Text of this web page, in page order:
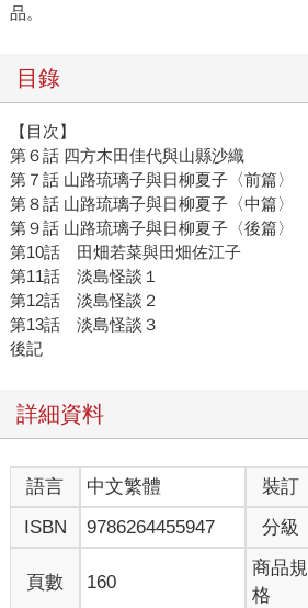
品。
目錄
【目次】
第６話 四方木田佳代與山縣沙織
第７話 山路琉璃子與日柳夏子〈前篇〉
第８話 山路琉璃子與日柳夏子〈中篇〉
第９話 山路琉璃子與日柳夏子〈後篇〉
第10話 田畑若菜與田畑佐江子
第11話 淡島怪談１
第12話 淡島怪談２
第13話 淡島怪談３
後記
詳細資料
語言 中文繁體
裝訂
ISBN
9786264455947 分級
頁數 160
商品規
格